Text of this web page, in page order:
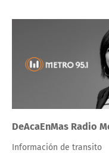
DeAcaEnMas Radio
Información de transito